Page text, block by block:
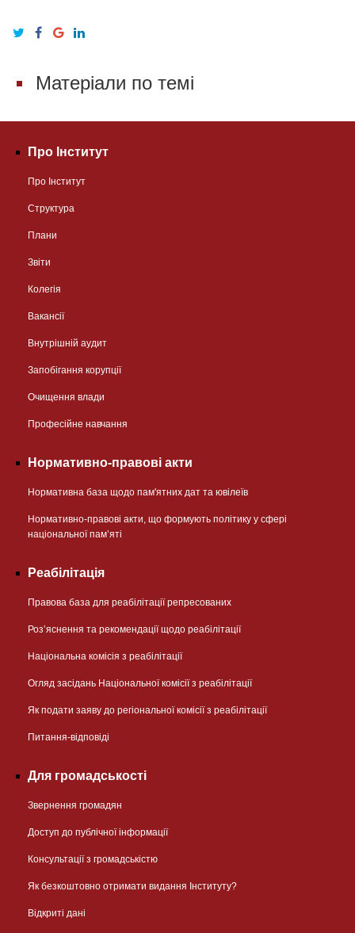
Матеріали по темі
Про Інститут
Про Інститут
Структура
Плани
Звіти
Колегія
Вакансії
Внутрішній аудит
Запобігання корупції
Очищення влади
Професійне навчання
Нормативно-правові акти
Нормативна база щодо пам'ятних дат та ювілеїв
Нормативно-правові акти, що формують політику у сфері
національної памʼяті
Реабілітація
Правова база для реабілітації репресованих
Розʼяснення та рекомендації щодо реабілітації
Національна комісія з реабілітації
Огляд засідань Національної комісії з реабілітації
Як подати заяву до регіональної комісії з реабілітації
Питання-відповіді
Для громадськості
Звернення громадян
Доступ до публічної інформації
Консультації з громадськістю
Як безкоштовно отримати видання Інституту?
Відкриті дані